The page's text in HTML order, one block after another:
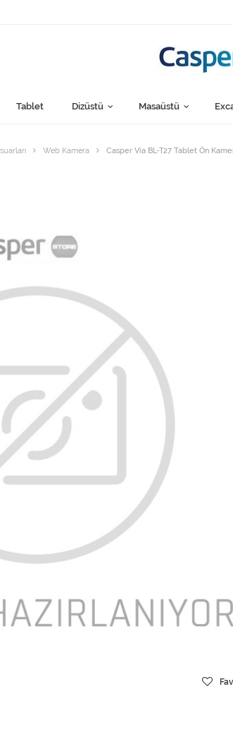
Tablet Dizüstü Masaüstü
Web Kamera Casper Via BL-T27 Tablet Ön